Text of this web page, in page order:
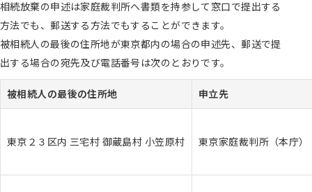
相続放棄の申述は家庭裁判所へ書類を持参して窓口で提出する
方法でも、郵送する方法でもすることができます。
被相続人の最後の住所地が東京都内の場合の申述先、郵送で提
出する場合の宛先及び電話番号は次のとおりです。
被相続人の最後の住所地 申立先
東京２３区内 三宅村 御蔵島村 小笠原村 東京家庭裁判所（本庁）